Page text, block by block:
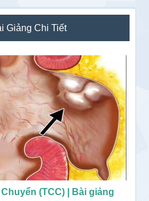
Giảng Chi Tiết
(TCC) | Bài giảng